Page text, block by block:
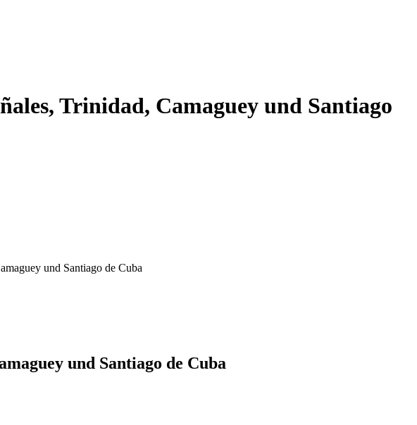
Trinidad, Camaguey und Santiago
und Santiago de Cuba
und Santiago de Cuba